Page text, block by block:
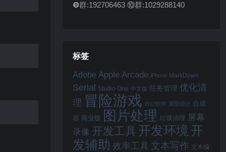
❾群:192706463 ⑩群:1029288140
标签
Adobe Apple Arcade iPhone MarkDown
Serial Studio One 中文版 任务管理 优化清
理 冒险游戏 办公软件 原型设计 合成
器 商业版 图片处理 垃圾清理 屏幕
录像 开发工具 开发环境 开
发辅助 效率工具 文本写作 文本编